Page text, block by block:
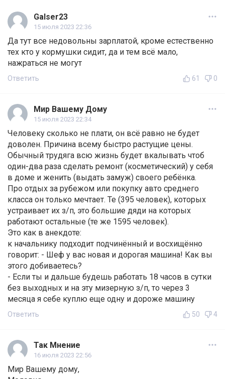
Galser23
15 июля 2023 22:36
Да тут все недовольны зарплатой, кроме естественно
тех кто у кормушки сидит, да и тем всё мало,
нажраться не могут
Ответить 61 0
Мир Вашему Дому
15 июля 2023 22:34
Человеку сколько не плати, он всё равно не будет
доволен. Причина всему быстро растущие цены.
Обычный трудяга всю жизнь будет вкалывать чтоб
один-два раза сделать ремонт (косметический) у себя
в доме и женить (выдать замуж) своего ребёнка.
Про отдых за рубежом или покупку авто среднего
класса он только мечтает. Те (395 человек), которых
устраивает их з/п, это большие дяди на которых
работают остальные (те же 1595 человек).
Это как в анекдоте:
к начальнику подходит подчинённый и восхищённо
говорит: - Шеф у вас новая и дорогая машина! Как вы
этого добиваетесь?
- Если ты и дальше будешь работать 18 часов в сутки
без выходных и на эту мизерную з/п, то через 3
месяца я себе куплю еще одну и дороже машину
Ответить 50 4
Так Мнение
16 июля 2023 22:56
Мир Вашему дому,